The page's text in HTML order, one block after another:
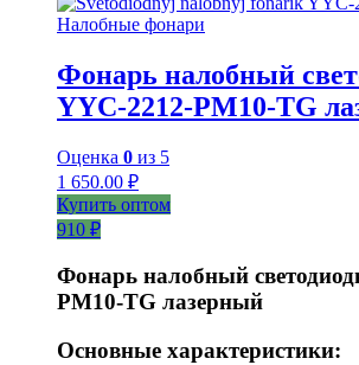
Налобные фонари
Фонарь налобный
YYC-2212-PM10-TG
Оценка 0 из 5
1 650.00 ₽
Купить оптом
910 ₽
Фонарь налобный
PM10-TG лазерный
Основные характеристики: